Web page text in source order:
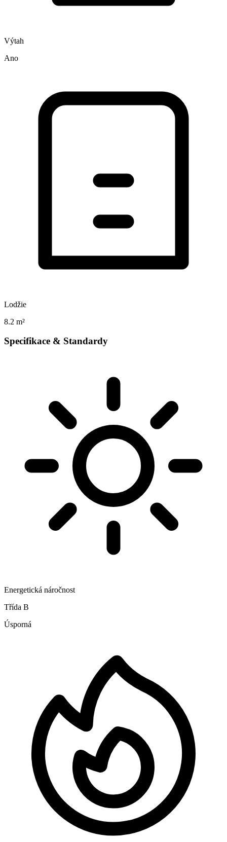
Výtah
Ano
Lodžie
8.2 m²
Specifikace & Standardy
Energetická náročnost
Třída B
Úsporná